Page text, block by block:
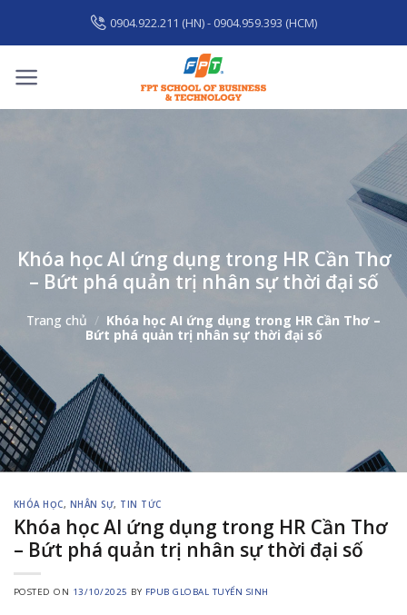
content
0904.922.211 (HN) - 0904.959.393 (HCM)
Khóa học AI ứng dụng trong HR Cần Thơ
– Bứt phá quản trị nhân sự thời đại số
Trang chủ / Khóa học AI ứng dụng trong HR Cần Thơ –
Bứt phá quản trị nhân sự thời đại số
KHÓA HỌC, NHÂN SỰ, TIN TỨC
Khóa học AI ứng dụng trong HR Cần Thơ
– Bứt phá quản trị nhân sự thời đại số
POSTED ON 13/10/2025 BY FPUB GLOBAL TUYỂN SINH